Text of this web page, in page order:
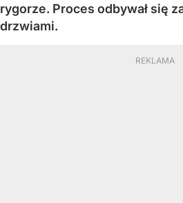
rygorze. Proces odbywał się
drzwiami.